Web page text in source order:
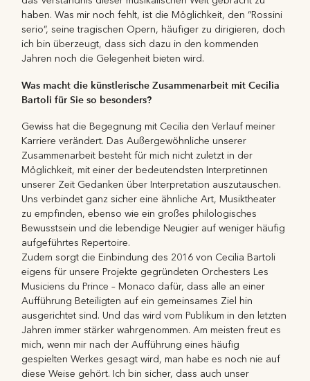
haben. Was mir noch fehlt, ist die Möglichkeit, den “Rossini
serio”, seine tragischen Opern, häufiger zu dirigieren, doch
ich bin überzeugt, dass sich dazu in den kommenden
Jahren noch die Gelegenheit bieten wird.
Was macht die künstlerische Zusammenarbeit mit Cecilia
Bartoli für Sie so besonders?
Gewiss hat die Begegnung mit Cecilia den Verlauf meiner
Karriere verändert. Das Außergewöhnliche unserer
Zusammenarbeit besteht für mich nicht zuletzt in der
Möglichkeit, mit einer der bedeutendsten Interpretinnen
unserer Zeit Gedanken über Interpretation auszutauschen.
Uns verbindet ganz sicher eine ähnliche Art, Musiktheater
zu empfinden, ebenso wie ein großes philologisches
Bewusstsein und die lebendige Neugier auf weniger häufig
aufgeführtes Repertoire.
Zudem sorgt die Einbindung des 2016 von Cecilia Bartoli
eigens für unsere Projekte gegründeten Orchesters Les
Musiciens du Prince – Monaco dafür, dass alle an einer
Aufführung Beteiligten auf ein gemeinsames Ziel hin
ausgerichtet sind. Und das wird vom Publikum in den letzten
Jahren immer stärker wahrgenommen. Am meisten freut es
mich, wenn mir nach der Aufführung eines häufig
gespielten Werkes gesagt wird, man habe es noch nie auf
diese Weise gehört. Ich bin sicher, dass auch unser